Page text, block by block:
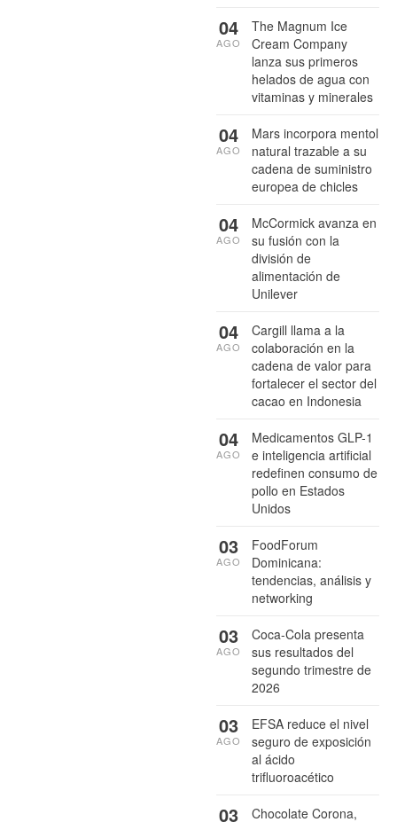
The Magnum Ice
Cream Company
lanza sus primeros
helados de agua con
vitaminas y minerales
04
AGO
Mars incorpora mentol
natural trazable a su
cadena de suministro
europea de chicles
04
AGO
McCormick avanza en
su fusión con la
división de
alimentación de
Unilever
04
AGO
Cargill llama a la
colaboración en la
cadena de valor para
fortalecer el sector del
cacao en Indonesia
04
AGO
Medicamentos GLP-1
e inteligencia artificial
redefinen consumo de
pollo en Estados
Unidos
04
AGO
FoodForum
Dominicana:
tendencias, análisis y
networking
03
AGO
Coca-Cola presenta
sus resultados del
segundo trimestre de
2026
03
AGO
EFSA reduce el nivel
seguro de exposición
al ácido
trifluoroacético
03
AGO
Chocolate Corona,
03